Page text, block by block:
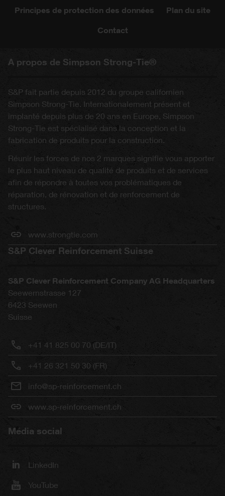
Principes de protection des données Plan du site
Contact
A propos de Simpson Strong-Tie®
S&P fait partie depuis 2012 du groupe californien
Simpson Strong-Tie. Internationalement présent et
implanté depuis plus de 20 ans en Europe, Simpson
Strong-Tie est spécialisé dans la conception et la
fabrication de produits pour la construction.
Réunir les forces de nos 2 marques signifie vous apporter
le plus haut niveau de qualité de produits et de services
afin de répondre à toutes vos problématiques de
réparation, de rénovation et de renforcement de
structures.
www.strongtie.com
S&P Clever Reinforcement Suisse
S&P Clever Reinforcement Company AG Headquarters
Seewernstrasse 127
6423 Seewen
Suisse
+41 41 825 00 70 (DE/IT)
+41 26 321 50 30 (FR)
info@sp-reinforcement.ch
www.sp-reinforcement.ch
Média social
LinkedIn
YouTube